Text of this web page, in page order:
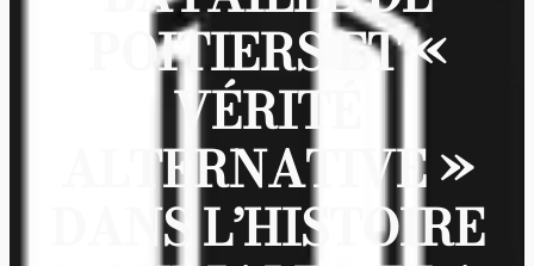
POITIERS ET «
VÉRITÉ
ALTERNATIVE »
DANS L’HISTOIRE